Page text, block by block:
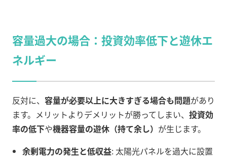
容量過大の場合：投資効率低下と遊休エ
ネルギー
反対に、 容量が必要以上に大きすぎる場合も問題があり
ます。メリットよりデメリットが勝ってしまい、 投資効
率の低下や機器容量の遊休（持て余し） が生じます。
余剰電力の発生と低収益: 太陽光パネルを過大に設置